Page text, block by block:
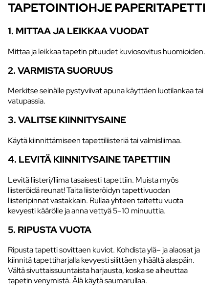
TAPETOINTIOHJE PAPERITAPETTI
1. MITTAA JA LEIKKAA VUODAT
Mittaa ja leikkaa tapetin pituudet kuviosovitus huomioiden.
2. VARMISTA SUORUUS
Merkitse seinälle pystyviivat apuna käyttäen luotilankaa tai
vatupassia.
3. VALITSE KIINNITYSAINE
Käytä kiinnittämiseen tapettiliisteriä tai valmisliimaa.
4. LEVITÄ KIINNITYSAINE TAPETTIIN
Levitä liisteri/liima tasaisesti tapettiin. Muista myös
liisteröidä reunat! Taita liisteröidyn tapettivuodan
liisteripinnat vastakkain. Rullaa yhteen taitettu vuota
kevyesti käärölle ja anna vettyä 5–10 minuuttia.
5. RIPUSTA VUOTA
Ripusta tapetti sovittaen kuviot. Kohdista ylä– ja alaosat ja
kiinnitä tapettiharjalla kevyesti silittäen ylhäältä alaspäin.
Vältä sivuttaissuuntaista harjausta, koska se aiheuttaa
tapetin venymistä. Älä käytä saumarullaa.